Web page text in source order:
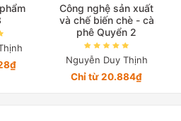
Công nghệ sản xuất
và chế biến chè - cà
phê Quyển 2
Nguyễn Duy Thịnh
Chỉ từ 20.884₫